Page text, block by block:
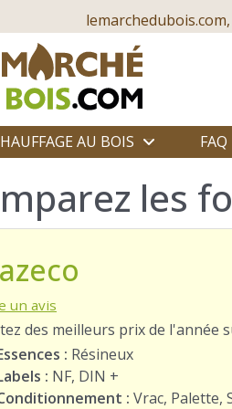
AU BOIS FAQ
les
un avis
des meilleurs prix de l'année
: Résineux
: NF, DIN +
: Vrac, Palette,